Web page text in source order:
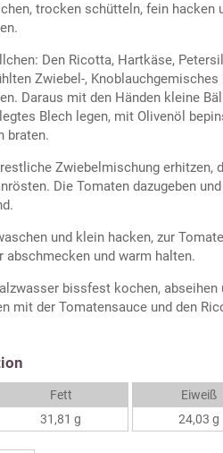
trocken schütteln, fein hacken
Den Ricotta, Hartkäse,
Zwiebel-,
Daraus mit den Händen kleine
Blech legen, mit Olivenöl
braten.
Zwiebelmischung erhitzen,
Die Tomaten dazugeben
und klein hacken, zur
abschmecken und warm halten.
bissfest kochen,
mit der Tomatensauce und den
Fett
31,81 g
Eiweiß
24,03 g